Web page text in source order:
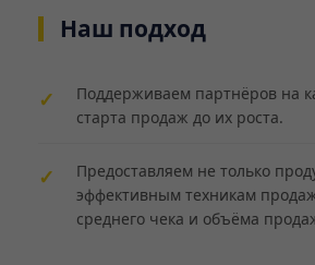
Наш подход
Поддерживаем партнёров на
старта продаж до их роста.
Предоставляем не только
эффективным техникам
среднего чека и объёма